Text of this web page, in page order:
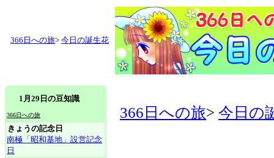
366日への旅> 今日の誕生花
1月29日の豆知識
366日への旅
きょうの記念日
南極「昭和基地」設営記念
日
366日への旅> 今日の